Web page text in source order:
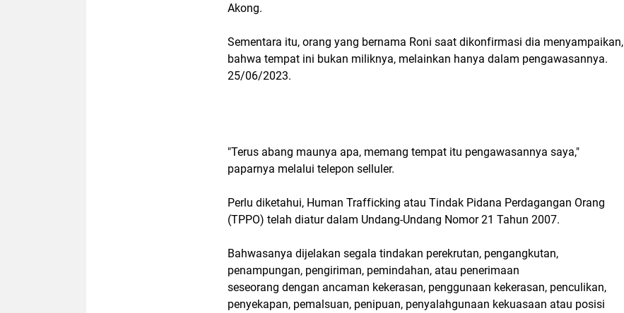
Akong.
Sementara itu, orang yang bernama Roni saat dikonfirmasi dia menyampaikan,
bahwa tempat ini bukan miliknya, melainkan hanya dalam pengawasannya.
25/06/2023.
"Terus abang maunya apa, memang tempat itu pengawasannya saya,"
paparnya melalui telepon selluler.
Perlu diketahui, Human Trafficking atau Tindak Pidana Perdagangan Orang
(TPPO) telah diatur dalam Undang-Undang Nomor 21 Tahun 2007.
Bahwasanya dijelakan segala tindakan perekrutan, pengangkutan,
penampungan, pengiriman, pemindahan, atau penerimaan
seseorang dengan ancaman kekerasan, penggunaan kekerasan, penculikan,
penyekapan, pemalsuan, penipuan, penyalahgunaan kekuasaan atau posisi